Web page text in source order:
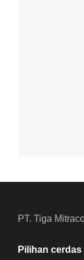
PT. Tiga
Pilihan